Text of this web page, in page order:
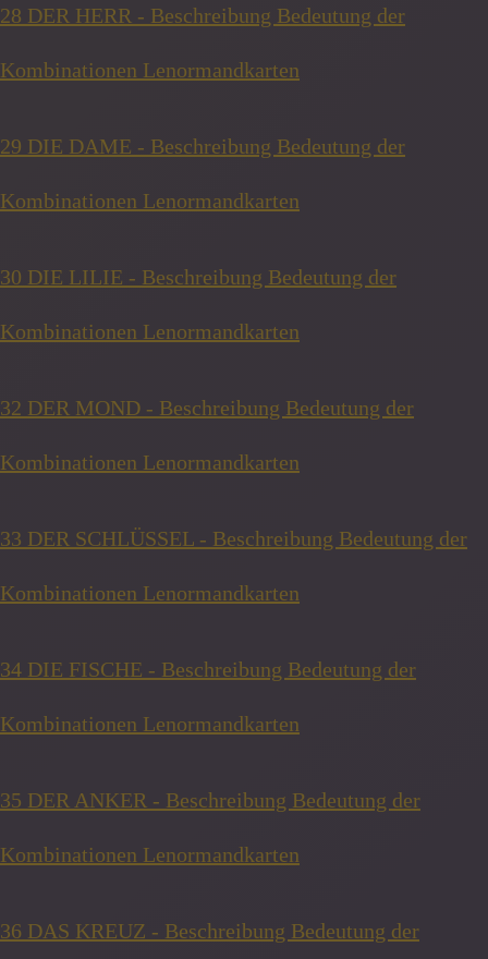
28 DER HERR - Beschreibung Bedeutung der
Kombinationen Lenormandkarten
29 DIE DAME - Beschreibung Bedeutung der
Kombinationen Lenormandkarten
30 DIE LILIE - Beschreibung Bedeutung der
Kombinationen Lenormandkarten
32 DER MOND - Beschreibung Bedeutung der
Kombinationen Lenormandkarten
33 DER SCHLÜSSEL - Beschreibung Bedeutung der
Kombinationen Lenormandkarten
34 DIE FISCHE - Beschreibung Bedeutung der
Kombinationen Lenormandkarten
35 DER ANKER - Beschreibung Bedeutung der
Kombinationen Lenormandkarten
36 DAS KREUZ - Beschreibung Bedeutung der